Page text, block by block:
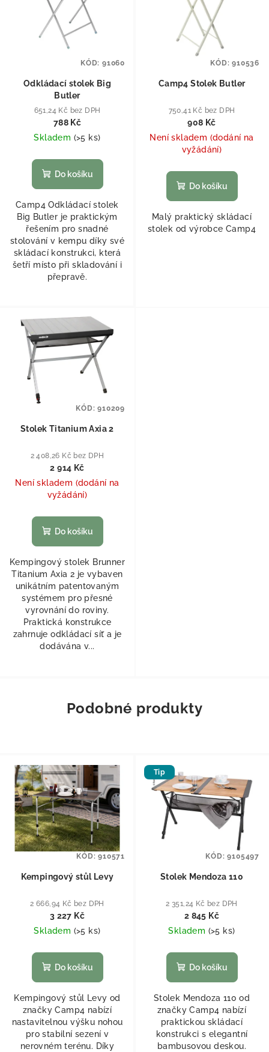
Odkládací stolek Big
Butler
651,24 Kč bez DPH
788 Kč
Skladem (>5 ks)
Do košíku
Camp4 Odkládací stolek
Big Butler je praktickým
řešením pro snadné
stolování v kempu díky své
skládací konstrukci, která
šetří místo při skladování i
přepravě.
KÓD: 91060
Camp4 Stolek Butler
750,41 Kč bez DPH
908 Kč
Není skladem (dodání na
vyžádání)
Do košíku
Malý praktický skládací
stolek od výrobce Camp4
KÓD:910536
Stolek Titanium Axia 2
2 408,26 Kč bez DPH
2 914 Kč
Není skladem (dodání na
vyžádání)
Do košíku
Kempingový stolek Brunner
Titanium Axia 2 je vybaven
unikátním patentovaným
systémem pro přesné
vyrovnání do roviny.
Praktická konstrukce
zahrnuje odkládací síť a je
dodávána v...
KÓD:910209
Podobné produkty
Kempingový stůl Levy
2 666,94 Kč bez DPH
3 227 Kč
Skladem (>5 ks)
Do košíku
Kempingový stůl Levy od
značky Camp4 nabízí
nastavitelnou výšku nohou
pro stabilní sezení v
nerovném terénu. Díky
KÓD:910571
Tip
Stolek Mendoza 110
2 351,24 Kč bez DPH
2 845 Kč
Skladem (>5 ks)
Do košíku
Stolek Mendoza 110 od
značky Camp4 nabízí
praktickou skládací
konstrukci s elegantní
bambusovou deskou.
KÓD:9105497